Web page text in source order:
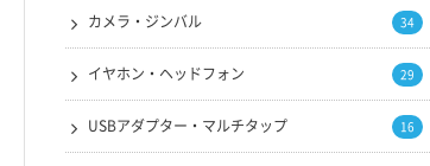
カメラ・ジンバル 34
イヤホン・ヘッドフォン 29
USBアダプター・マルチタップ 16